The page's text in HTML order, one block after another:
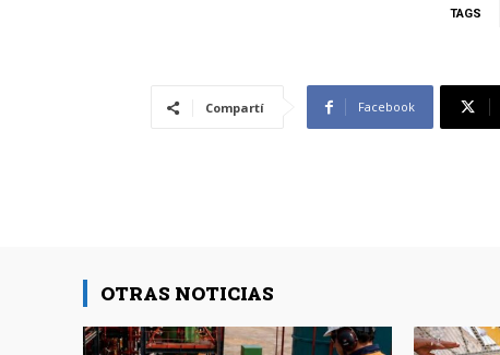
TAGS
Compartí Facebook
OTRAS NOTICIAS